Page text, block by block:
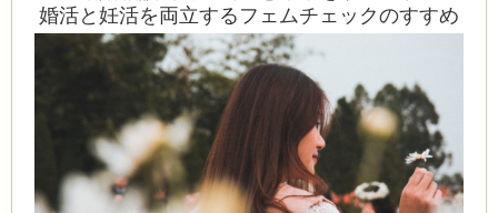
婚活と妊活を両立するフェムチェックのすすめ